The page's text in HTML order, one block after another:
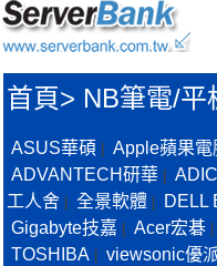
首頁> NB筆電/平
ASUS華碩 Apple蘋果電
ADVANTECH研華 ADIC
工人舍
全景軟體 DELL
Gigabyte技嘉 Acer宏碁
TOSHIBA viewsonic優